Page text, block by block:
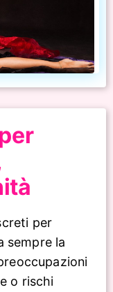
per
sempre la
o rischi